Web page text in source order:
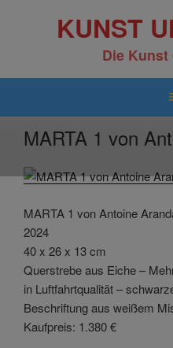
KUNST
Die
MARTA 1 von
MARTA 1 von Antoine
2024
40 x 26 x 13 cm
Querstrebe aus Eiche –
in Luftfahrtqualität –
Beschriftung aus weißem
Kaufpreis: 1.380 €